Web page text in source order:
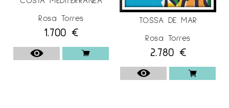
diversas galerías de arte españolas de
Valencia, Madrid, Barcelona o San Sebastián.
Para más información de l'artista Rosa Torres,
aEspai Cavallers Gallery
Rosa Torres
1.700 €
TOSSA DE MAR
Rosa Torres
2.780 €